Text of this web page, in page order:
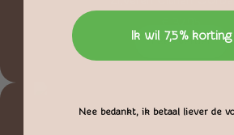
Lees verder
Ik wil 7,5% korting
Nee bedankt, ik betaal liever de